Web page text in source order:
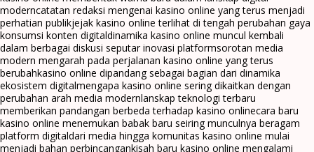
moderncatatan redaksi mengenai kasino online yang terus menjadi
perhatian publikjejak kasino online terlihat di tengah perubahan gaya
konsumsi konten digitaldinamika kasino online muncul kembali
dalam berbagai diskusi seputar inovasi platformsorotan media
modern mengarah pada perjalanan kasino online yang terus
berubahkasino online dipandang sebagai bagian dari dinamika
ekosistem digitalmengapa kasino online sering dikaitkan dengan
perubahan arah media modernlanskap teknologi terbaru
memberikan pandangan berbeda terhadap kasino onlinecara baru
kasino online menemukan babak baru seiring munculnya beragam
platform digitaldari media hingga komunitas kasino online mulai
menjadi bahan perbincangankisah baru kasino online mengalami